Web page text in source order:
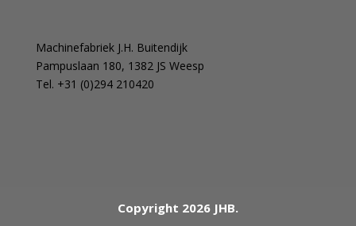
Machinefabriek J.H. Buitendijk
Pampuslaan 180, 1382 JS Weesp
Tel. +31 (0)294 210420
Copyright 2026 JHB.